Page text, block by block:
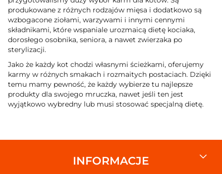
produkowane z różnych rodzajów mięsa i dodatkowo są
wzbogacone ziołami, warzywami i innymi cennymi
składnikami, które wspaniale urozmaicą dietę kociaka,
dorosłego osobnika, seniora, a nawet zwierzaka po
sterylizacji.
Jako że każdy kot chodzi własnymi ścieżkami, oferujemy
karmy w różnych smakach i rozmaitych postaciach. Dzięki
temu mamy pewność, że każdy wybierze tu najlepsze
produkty dla swojego mruczka, nawet jeśli ten jest
wyjątkowo wybredny lub musi stosować specjalną dietę.
INFORMACJE